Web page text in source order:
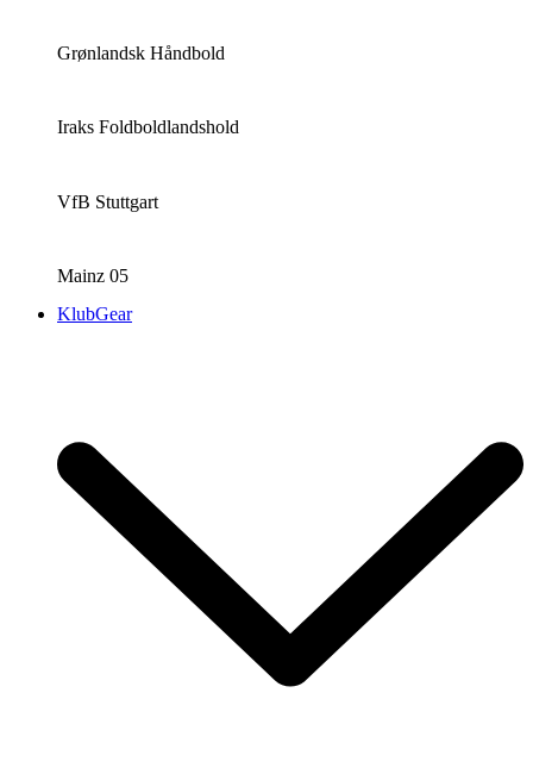
Grønlandsk Håndbold
Iraks Foldboldlandshold
VfB Stuttgart
Mainz 05
KlubGear